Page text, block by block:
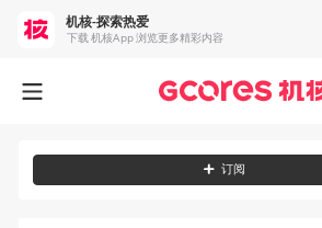
订阅
机核-探索热爱
下载 机核App 浏览更多精彩内容